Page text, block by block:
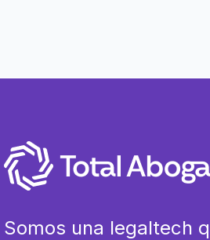
Somos una legaltech